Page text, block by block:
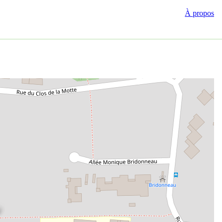
À propos